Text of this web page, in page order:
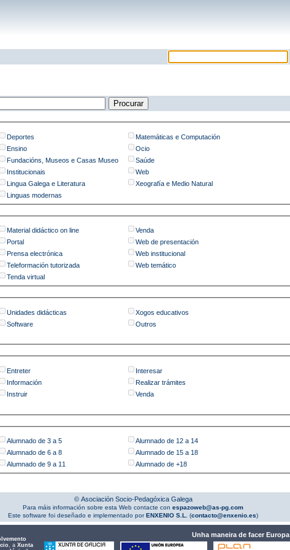
Deportes
Ensino
Fundacións, Museos e Casas Museo
Institucionais
Lingua Galega e Literatura
Linguas modernas
Matemáticas e Computación
Ocio
Saúde
Web
Xeografía e Medio Natural
Material didáctico on line
Portal
Prensa electrónica
Teleformación tutorizada
Tenda virtual
Venda
Web de presentación
Web institucional
Web temático
Unidades didácticas
Software
Xogos educativos
Outros
Entreter
Información
Instruir
Interesar
Realizar trámites
Venda
Alumnado de 3 a 5
Alumnado de 6 a 8
Alumnado de 9 a 11
Alumnado de 12 a 14
Alumnado de 15 a 18
Alumnado de +18
© Asociación Socio-Pedagóxica Galega
Para máis información sobre esta Web contacte con espazoweb@as-pg.com
Este software foi deseñado e implementado porENXENIO S.L. (contacto@enxenio.es)
, a Xunta
Unha maneira de facer Europa